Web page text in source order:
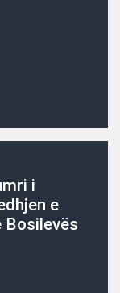
i
e
Bosilevës